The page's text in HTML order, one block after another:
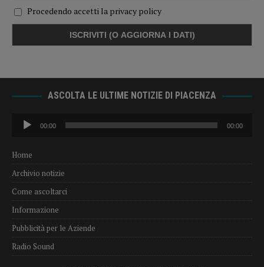
Procedendo accetti la privacy policy
ASCOLTA LE ULTIME NOTIZIE DI PIACENZA
Audio
Player
00:00 00:00
Home
Archivio notizie
Come ascoltarci
Informazione
Pubblicità per le Aziende
Radio Sound